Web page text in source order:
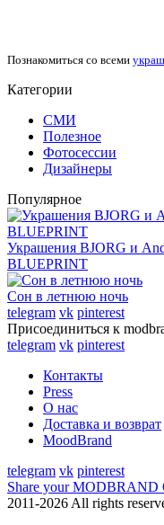
Познакомиться со всеми
Категории
СМИ
Полезное
Фотосессии
Дизайнеры
Популярное
Украшения BJORG и
BLUEPRINT
Сон в летнюю ночь
telegram vk pinterest
Присоединиться к
telegram vk pinterest
Контакты
Press
О нас
Доставка и возврат
MoodBrand
telegram vk pinterest
Share your MODBRAND
2011-2026 All rights